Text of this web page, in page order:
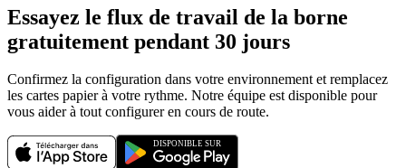
Essayez le flux de travail de la borne
gratuitement pendant 30 jours
Confirmez la configuration dans votre environnement et remplacez
les cartes papier à votre rythme. Notre équipe est disponible pour
vous aider à tout configurer en cours de route.